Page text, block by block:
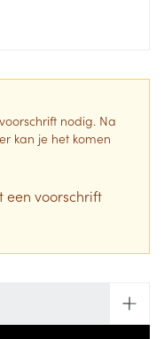
nodig. Na
kan je het komen
een voorschrift